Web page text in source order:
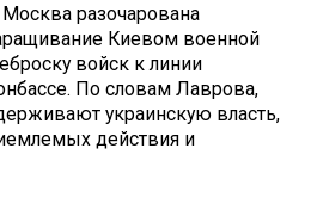
разочарована
Киевом военной
войск к линии
По словам Лаврова,
украинскую власть,
действия и